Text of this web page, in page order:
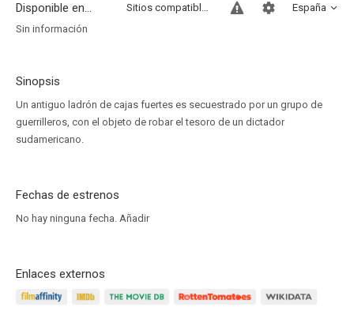
Disponible en... España
Sitios compatibles
Sin información
Sinopsis
Un antiguo ladrón de cajas fuertes es secuestrado por un grupo de
guerrilleros, con el objeto de robar el tesoro de un dictador
sudamericano.
Fechas de estrenos
No hay ninguna fecha. Añadir
Enlaces externos